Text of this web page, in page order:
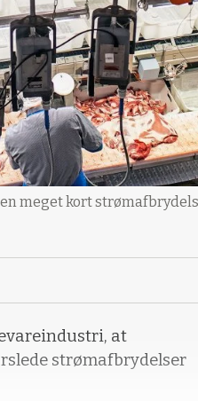
meget kort
at
strømafbrydelser